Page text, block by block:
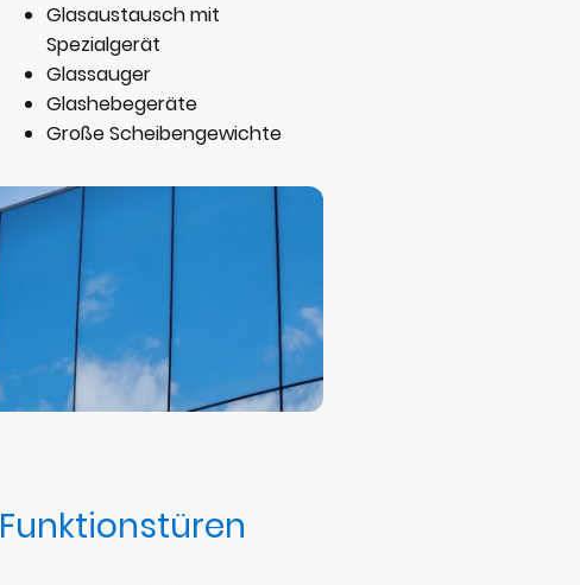
Glasaustausch mit
Spezialgerät
Glassauger
Glashebegeräte
Große Scheibengewichte
Funktionstüren